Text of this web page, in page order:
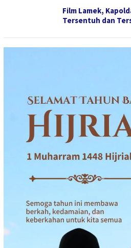
Film Lamek,
Tersentuh dan